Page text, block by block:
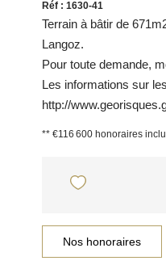
Réf : 1630-41
Terrain à bâtir de
Langoz.
Pour toute demande,
Les informations sur
http://
** €116 600 honoraires
Nos honoraires